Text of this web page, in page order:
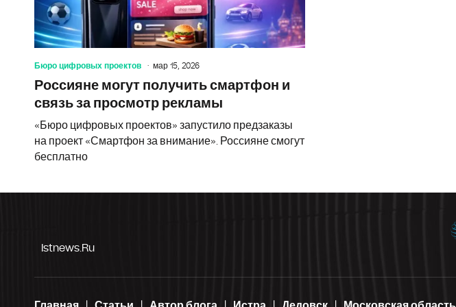
Бюро цифровых проектов мар 15, 2026
Россияне могут получить смартфон и
связь за просмотр рекламы
«Бюро цифровых проектов» запустило предзаказы
на проект «Смартфон за внимание». Россияне смогут
бесплатно
Istnews.ru